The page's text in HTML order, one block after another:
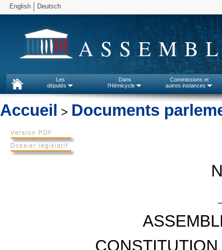
English Deutsch
Les
députés
Dans
l'Hémicycle
Commissions et
autres instances
Accueil > Documents